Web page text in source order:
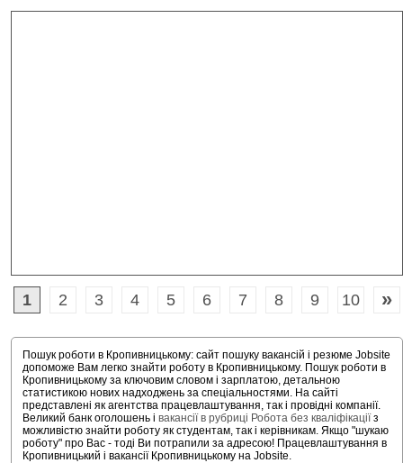
1 2 3 4 5 6 7 8 9 10 »
Пошук роботи в Кропивницькому: сайт пошуку вакансій і резюме Jobsite
допоможе Вам легко знайти роботу в Кропивницькому. Пошук роботи в
Кропивницькому за ключовим словом і зарплатою, детальною
статистикою нових надходжень за спеціальностями. На сайті
представлені як агентства працевлаштування, так і провідні компанії.
Великий банк оголошень і вакансії в рубриці Робота без кваліфікаціїз
можливістю знайти роботу як студентам, так і керівникам. Якщо "шукаю
роботу" про Вас - тоді Ви потрапили за адресою! Працевлаштування в
Кропивницький і вакансії Кропивницькому на Jobsite.